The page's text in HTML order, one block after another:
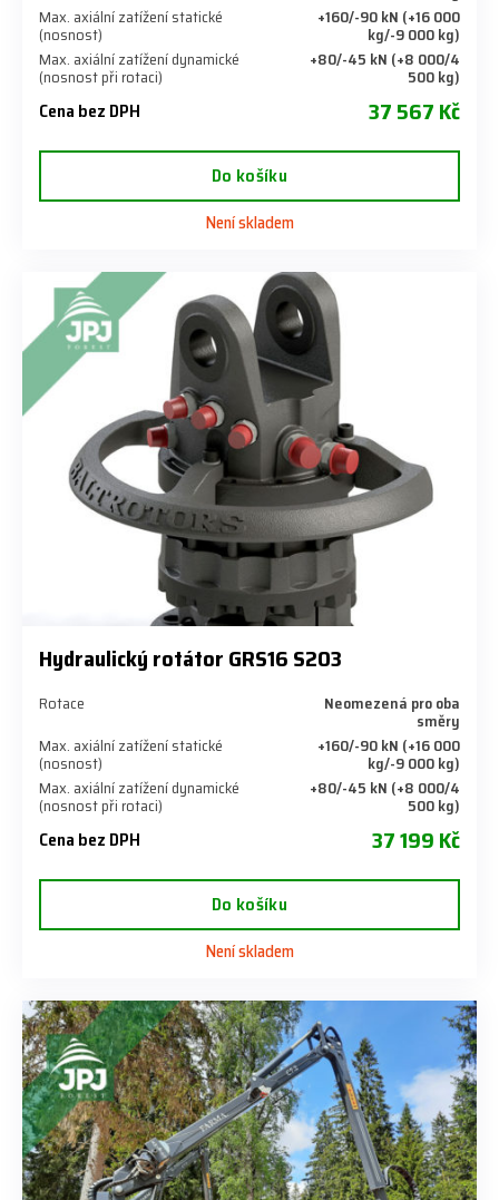
Max. axiální zatížení statické
(nosnost)
+160/-90 kN (+16 000
kg/-9 000 kg)
Max. axiální zatížení dynamické
(nosnost při rotaci)
+80/-45 kN (+8 000/4
500 kg)
Cena bez DPH 37 567 Kč
Do košíku
Není skladem
Hydraulický rotátor GRS16 S203
Rotace Neomezená pro oba
směry
Max. axiální zatížení statické
(nosnost)
+160/-90 kN (+16 000
kg/-9 000 kg)
Max. axiální zatížení dynamické
(nosnost při rotaci)
+80/-45 kN (+8 000/4
500 kg)
Cena bez DPH 37 199 Kč
Do košíku
Není skladem